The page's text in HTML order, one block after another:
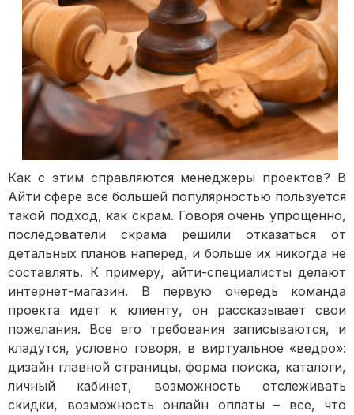
Как с этим справляются менеджеры проектов? В
Айти сфере все большей популярностью пользуется
такой подход, как скрам. Говоря очень упрощенно,
последователи скрама решили отказаться от
детальных планов наперед, и больше их никогда не
составлять. К примеру, айти-специалисты делают
интернет-магазин. В первую очередь команда
проекта идет к клиенту, он рассказывает свои
пожелания. Все его требования записываются, и
кладутся, условно говоря, в виртуальное «ведро»:
дизайн главной страницы, форма поиска, каталоги,
личный кабинет, возможность отслеживать
скидки, возможность онлайн оплаты – все, что